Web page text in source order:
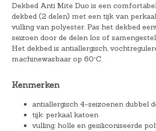
Dekbed Anti Mite Duo is een
dekbed (2 delen) met een tijk van
vulling van polyester. Pas het dekbed
seizoen door de delen los of
Het dekbed is antiallergisch,
machinewasbaar op 60°C.
Kenmerken
antiallergisch 4-seizoenen dubbel
tijk: perkaal katoen
vulling: holle en gesiliconiseerde